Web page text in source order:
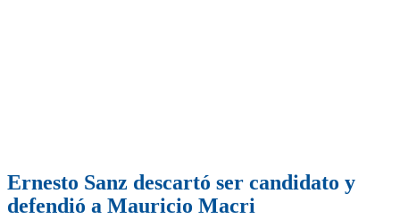
Ernesto Sanz descartó ser candidato y
defendió a Mauricio Macri